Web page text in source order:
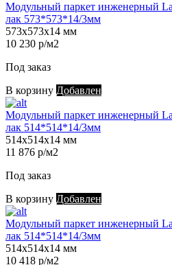
Модульный паркет инженерный
лак 573*573*14/3мм
573х573х14 мм
10 230 р/м2
Под заказ
В корзину Добавлен
Модульный паркет инженерный
лак 514*514*14/3мм
514х514х14 мм
11 876 р/м2
Под заказ
В корзину Добавлен
Модульный паркет инженерный
лак 514*514*14/3мм
514х514х14 мм
10 418 р/м2